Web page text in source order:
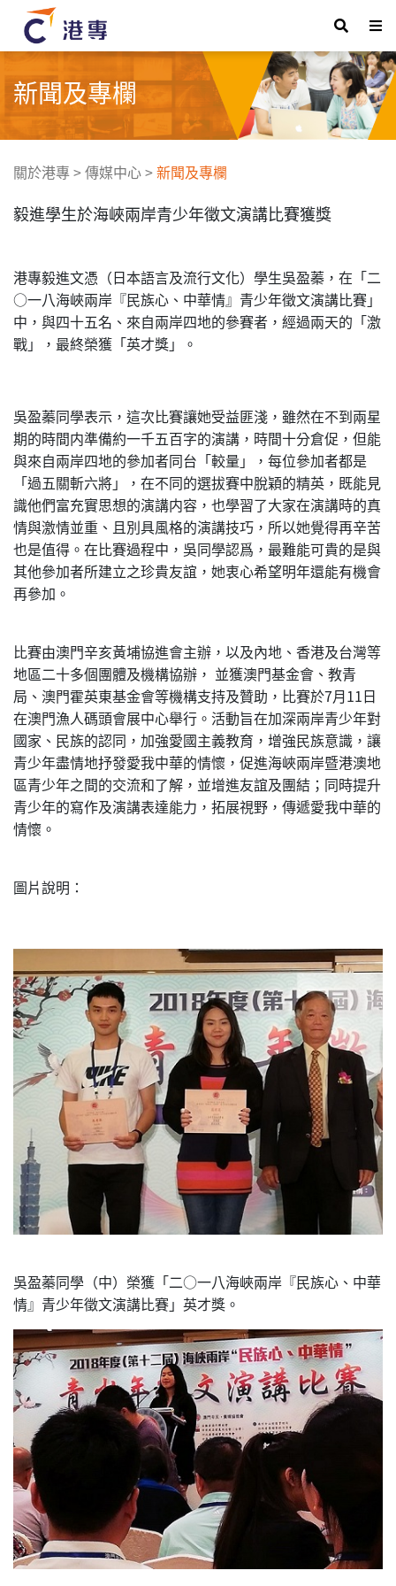
新聞及專欄
關於港專>傳媒中心>新聞及專欄
毅進學生於海峽兩岸青少年徵文演講比賽獲獎
港專毅進文憑（日本語言及流行文化）學生吳盈蓁，在「二
○一八海峽兩岸『民族心、中華情』青少年徵文演講比賽」
中，與四十五名、來自兩岸四地的參賽者，經過兩天的「激
戰」，最終榮獲「英才獎」。
吳盈蓁同學表示，這次比賽讓她受益匪淺，雖然在不到兩星
期的時間内準備約一千五百字的演講，時間十分倉促，但能
與來自兩岸四地的參加者同台「較量」，每位參加者都是
「過五關斬六將」，在不同的選拔賽中脫穎的精英，既能見
識他們富充實思想的演講内容，也學習了大家在演講時的真
情與激情並重、且別具風格的演講技巧，所以她覺得再辛苦
也是值得。在比賽過程中，吳同學認爲，最難能可貴的是與
其他參加者所建立之珍貴友誼，她衷心希望明年還能有機會
再參加。
比賽由澳門辛亥黃埔協進會主辦，以及內地、香港及台灣等
地區二十多個團體及機構協辦， 並獲澳門基金會、教青
局、澳門霍英東基金會等機構支持及贊助，比賽於7月11日
在澳門漁人碼頭會展中心舉行。活動旨在加深兩岸青少年對
國家、民族的認同，加強愛國主義教育，增強民族意識，讓
青少年盡情地抒發愛我中華的情懷，促進海峽兩岸暨港澳地
區青少年之間的交流和了解，並增進友誼及團結；同時提升
青少年的寫作及演講表達能力，拓展視野，傳遞愛我中華的
情懷。
圖片說明：
吳盈蓁同學（中）榮獲「二○一八海峽兩岸『民族心、中華
情』青少年徵文演講比賽」英才獎。